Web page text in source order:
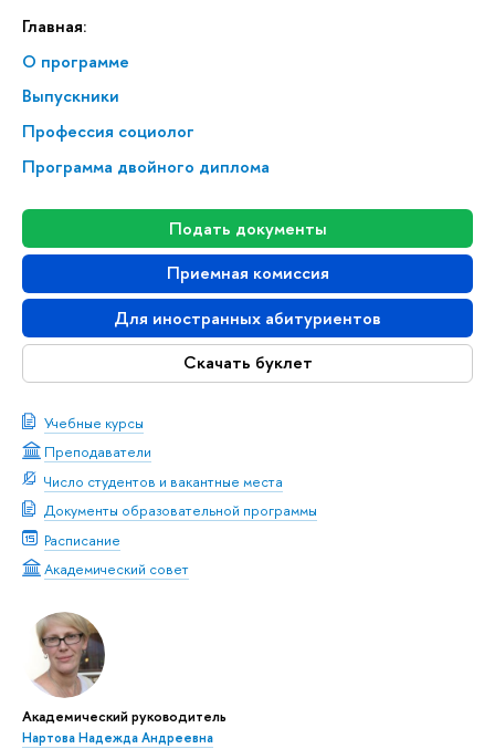
Главная:
О программе
Выпускники
Профессия социолог
Программа двойного диплома
Подать документы
Приемная комиссия
Для иностранных абитуриентов
Скачать буклет
Учебные курсы
Преподаватели
Число студентов и вакантные места
Документы образовательной программы
Расписание
Академический совет
Академический руководитель
Нартова Надежда Андреевна